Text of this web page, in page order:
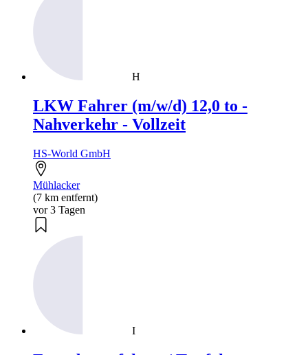
H
LKW Fahrer (m/w/d) 12,0 to -
Nahverkehr - Vollzeit
HS-World GmbH
Mühlacker
(7 km entfernt)
vor 3 Tagen
I